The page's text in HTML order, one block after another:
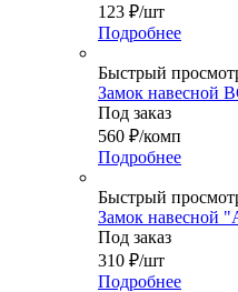
123 ₽/шт
Подробнее
Быстрый
Замок навесной
Под заказ
560 ₽/комп
Подробнее
Быстрый
Замок
Под заказ
310 ₽/шт
Подробнее